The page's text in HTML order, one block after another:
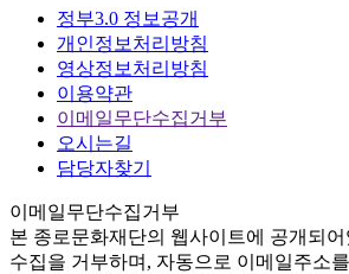
정부3.0 정보공개
개인정보처리방침
영상정보처리방침
이용약관
이메일무단수집거부
오시는길
담당자찾기
이메일무단수집거부
본 종로문화재단의 웹사이트에 공개되
수집을 거부하며, 자동으로 이메일주소